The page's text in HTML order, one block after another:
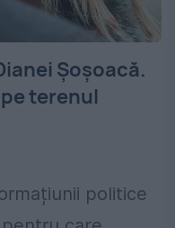
Șoșoacă.
terenul
politice